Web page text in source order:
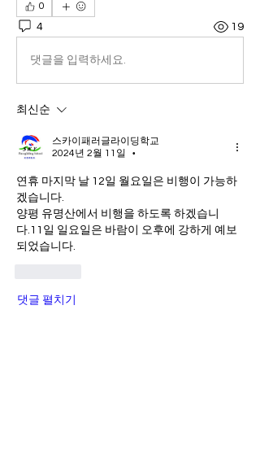
0
4 19
댓글을 입력하세요.
최신순
스카이패러글라이딩학교
2024년 2월 11일
•
연휴 마지막 날 12일 월요일은 비행이 가능하
겠습니다.
양평 유명산에서 비행을 하도록 하겠습니
다.11일 일요일은 바람이 오후에 강하게 예보
되었습니다.
댓글 펼치기